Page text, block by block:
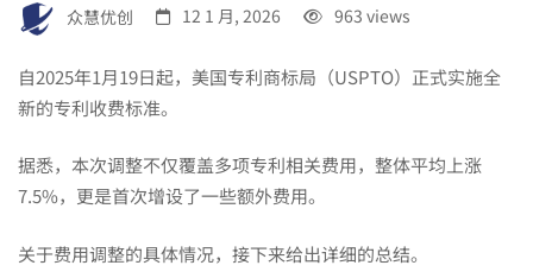
动
态|2025
美
众慧优创 12 1 月, 2026 963 views
自2025年1月19日起，美国专利商标局（USPTO）正式实施全
新的专利收费标准。
据悉，本次调整不仅覆盖多项专利相关费用，整体平均上涨
7.5%，更是首次增设了一些额外费用。
关于费用调整的具体情况，接下来给出详细的总结。